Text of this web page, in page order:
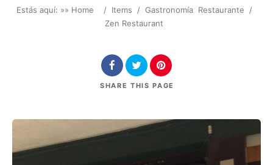
Estás aquí: »» Home / Items / Gastronomía Restaurante
/
Zen Restaurant
SHARE THIS PAGE